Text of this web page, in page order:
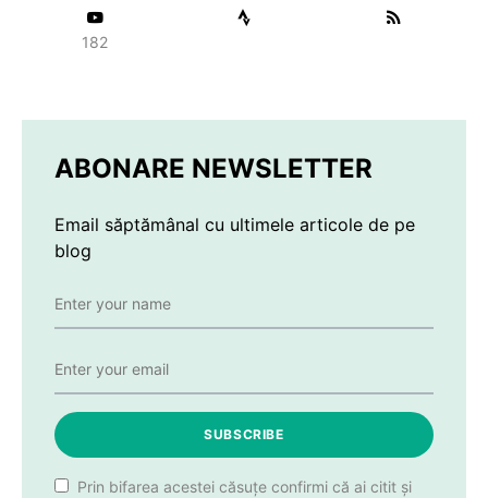
182
ABONARE NEWSLETTER
Email săptămânal cu ultimele articole de pe
blog
SUBSCRIBE
Prin bifarea acestei căsuțe confirmi că ai citit și